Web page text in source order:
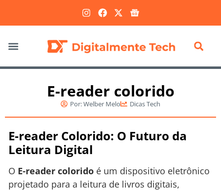
E-reader colorido
Por:Welber Melo Dicas Tech
E-reader Colorido: O Futuro da
Leitura Digital
O E-reader colorido é um dispositivo eletrônico
projetado para a leitura de livros digitais,